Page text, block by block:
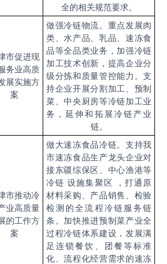
全的相关规范要求。
市促进现
务业高质
展实施方
案
做强冷链物流。重点发展肉
类、水产品、乳品、速冻食
品等全品类业务，加强冷链
加工技术创新，提高企业分
级分拣和质量管控能力。支
持企业开展分割加工、预制
菜、中央厨房等冷链加工业
务，延伸和拓展冷链产业
链。
市推动冷
业高质量
的工作方
案
做大速冻食品冷链。支持我
市速冻食品生产龙头企业对
接东疆综保区、中心渔港等
冷链 设施集聚区 ，打通原
材料采购、产品销售、检验
检测的全流程冷链服务链
条。加快推进预制菜产业全
过程冷链体系建设，发展满
足连锁餐饮、团餐等标准
化、流程化经营需求的速冻